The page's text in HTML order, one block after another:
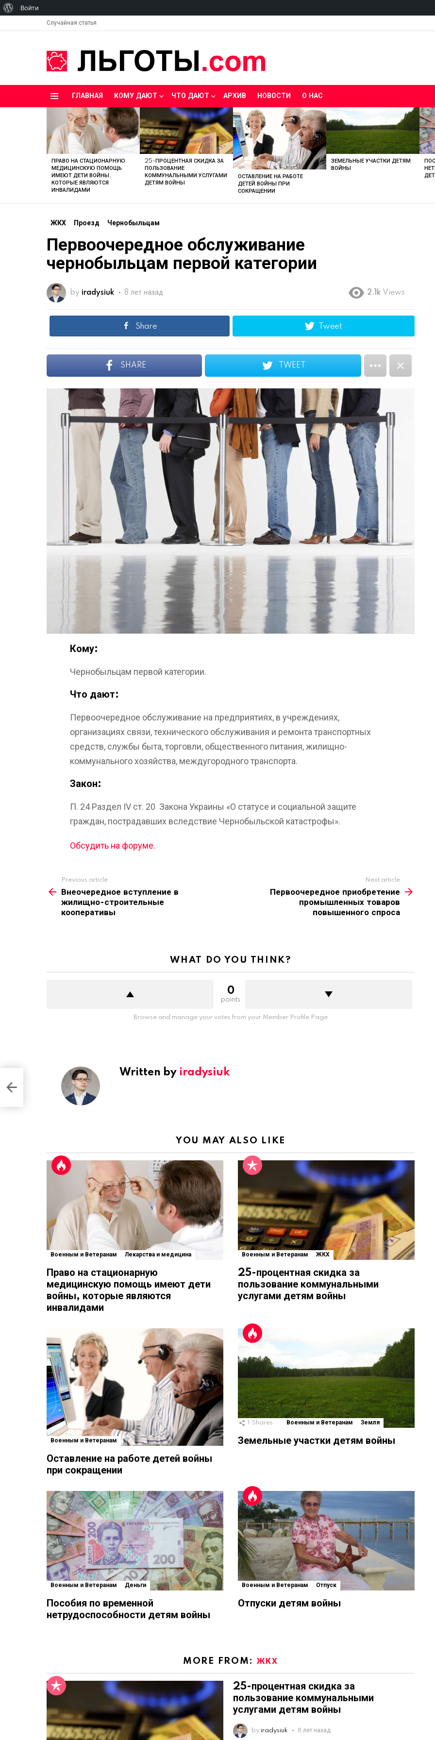
Случайная статья
ГЛАВНАЯ КОМУ ДАЮТ ЧТО ДАЮТ АРХИВ НОВОСТИ О НАС
LATEST
STORIES
ПРАВО НА СТАЦИОНАРНУЮ
МЕДИЦИНСКУЮ ПОМОЩЬ
ИМЕЮТ ДЕТИ ВОЙНЫ,
КОТОРЫЕ ЯВЛЯЮТСЯ
ИНВАЛИДАМИ
25-ПРОЦЕНТНАЯ СКИДКА ЗА
ПОЛЬЗОВАНИЕ
КОММУНАЛЬНЫМИ УСЛУГАМИ
ДЕТЯМ ВОЙНЫ
ОСТАВЛЕНИЕ НА РАБОТЕ
ДЕТЕЙ ВОЙНЫ ПРИ
СОКРАЩЕНИИ
ЗЕМЕЛЬНЫЕ УЧАСТКИ ДЕТЯМ
ВОЙНЫ
ЖКХ Проезд Чернобыльцам
Первоочередное обслуживание
чернобыльцам первой категории
by iradysiuk 8 лет назад 2.1k Views
Share Tweet
SHARE TWEET
Кому:
Чернобыльцам первой категории.
Что дают:
Первоочередное обслуживание на предприятиях, в учреждениях,
организациях связи, технического обслуживания и ремонта транспортных
средств, службы быта, торговли, общественного питания, жилищно-
коммунального хозяйства, междугородного транспорта.
Закон:
П. 24 Раздел IV ст. 20 Закона Украины «О статусе и социальной защите
граждан, пострадавших вследствие Чернобыльской катастрофы».
Обсудить на форуме.
more
Previous article
Внеочередное вступление в
жилищно-строительные
кооперативы
Next article
Первоочередное приобретение
промышленных товаров
повышенного спроса
WHAT DO YOU THINK?
0
points
Browse and manage your votes from your Member Profile Page
Written by iradysiuk
YOU MAY ALSO LIKE
Военным и Ветеранам Лекарства и медицина
Право на стационарную
медицинскую помощь имеют дети
войны, которые являются
инвалидами
Военным и Ветеранам ЖКХ
25-процентная скидка за
пользование коммунальными
услугами детям войны
Военным и Ветеранам
Оставление на работе детей войны
при сокращении
Shares Военным и Ветеранам Земля
Земельные участки детям войны
Военным и Ветеранам Деньги
Пособия по временной
нетрудоспособности детям войны
Военным и Ветеранам Отпуск
Отпуски детям войны
MORE FROM: ЖКХ
25-процентная скидка за
пользование коммунальными
услугами детям войны
by iradysiuk 8 лет назад
Войти